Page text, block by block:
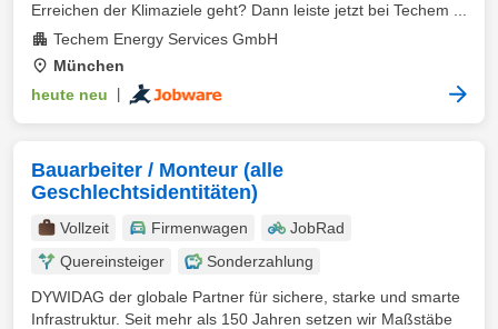
Erreichen der Klimaziele geht? Dann leiste jetzt bei Techem ...
Techem Energy Services GmbH
München
heute neu
Bauarbeiter / Monteur (alle
Geschlechtsidentitäten)
Vollzeit Firmenwagen
JobRad
Quereinsteiger
Sonderzahlung
DYWIDAG der globale Partner für sichere, starke und smarte
Infrastruktur. Seit mehr als 150 Jahren setzen wir Maßstäbe